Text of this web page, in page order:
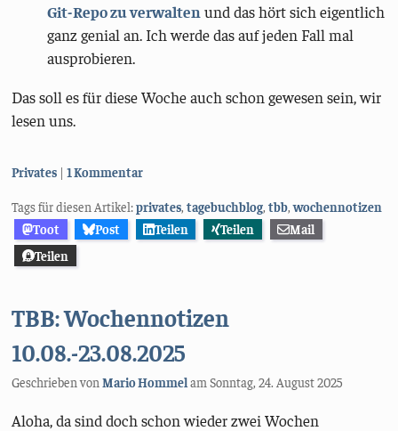
Git-Repo zu verwalten und das hört sich eigentlich
ganz genial an. Ich werde das auf jeden Fall mal
ausprobieren.
Das soll es für diese Woche auch schon gewesen sein, wir
lesen uns.
Kategorien:
Privates 1 Kommentar
Tags für diesen Artikel:privates,tagebuchblog,tbb,wochennotizen
Toot
Post Teilen Teilen
Mail
Teilen
TBB: Wochennotizen
10.08.-23.08.2025
Geschrieben vonMario HommelamSonntag, 24. August 2025
Aloha, da sind doch schon wieder zwei Wochen